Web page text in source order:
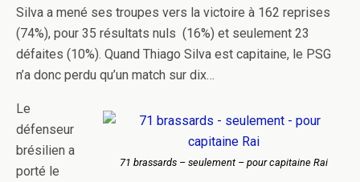
Silva a mené ses troupes vers la victoire à 162 reprises
(74%), pour 35 résultats nuls (16%) et seulement 23
défaites (10%). Quand Thiago Silva est capitaine, le PSG
n’a donc perdu qu’un match sur dix…
71 brassards – seulement – pour capitaine Rai
Le
défenseur
brésilien a
porté le